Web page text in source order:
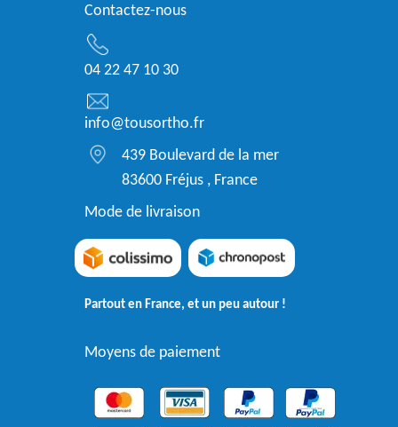
Contactez-nous
04 22 47 10 30
info@tousortho.fr
439 Boulevard de la mer
83600 Fréjus , France
Mode de livraison
Partout en France, et un peu autour !
Moyens de paiement